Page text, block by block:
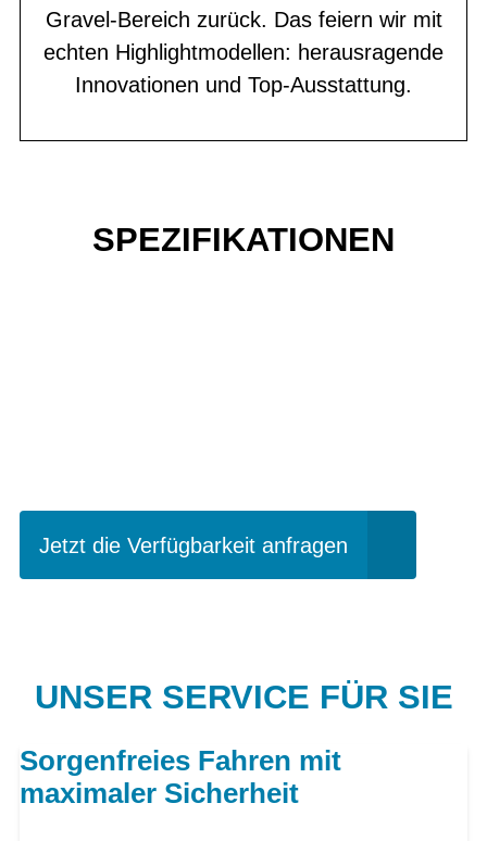
Gravel-Bereich zurück. Das feiern wir mit
echten Highlightmodellen: herausragende
Innovationen und Top-Ausstattung.
SPEZIFIKATIONEN
Jetzt die Verfügbarkeit anfragen
UNSER SERVICE FÜR SIE
Sorgenfreies Fahren mit
maximaler Sicherheit